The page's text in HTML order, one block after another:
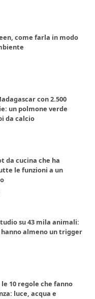
come farla in modo
con 2.500
un polmone verde
da calcio
da cucina che ha
le funzioni a un
su 43 mila animali:
almeno un trigger
10 regole che fanno
luce, acqua e